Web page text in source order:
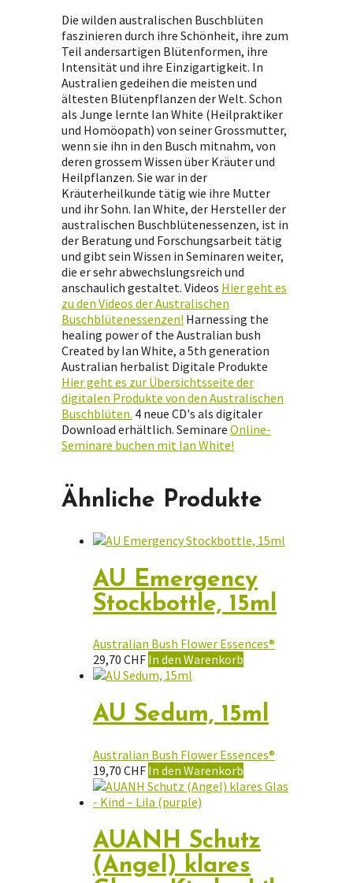
Die wilden australischen Buschblüten
faszinieren durch ihre Schönheit, ihre zum
Teil andersartigen Blütenformen, ihre
Intensität und ihre Einzigartigkeit. In
Australien gedeihen die meisten und
ältesten Blütenpflanzen der Welt. Schon
als Junge lernte Ian White (Heilpraktiker
und Homöopath) von seiner Grossmutter,
wenn sie ihn in den Busch mitnahm, von
deren grossem Wissen über Kräuter und
Heilpflanzen. Sie war in der
Kräuterheilkunde tätig wie ihre Mutter
und ihr Sohn. Ian White, der Hersteller der
australischen Buschblütenessenzen, ist in
der Beratung und Forschungsarbeit tätig
und gibt sein Wissen in Seminaren weiter,
die er sehr abwechslungsreich und
anschaulich gestaltet. Videos Hier geht es
zu den Videos der Australischen
Buschblütenessenzen! Harnessing the
healing power of the Australian bush
Created by Ian White, a 5th generation
Australian herbalist Digitale Produkte
Hier geht es zur Übersichtsseite der
digitalen Produkte von den Australischen
Buschblüten. 4 neue CD's als digitaler
Download erhältlich. Seminare Online-
Seminare buchen mit Ian White!
Ähnliche Produkte
AU Emergency
Stockbottle, 15ml
Australian Bush Flower Essences®
29,70 CHF In den Warenkorb
AU Sedum, 15ml
Australian Bush Flower Essences®
19,70 CHF In den Warenkorb
AUANH Schutz
(Angel) klares